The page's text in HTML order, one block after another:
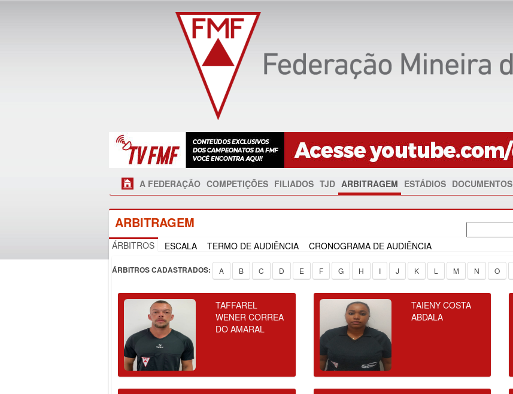
A FEDERAÇÃO COMPETIÇÕES FILIADOS TJD ARBITRAGEM ESTÁDIOS DOCUMENTOS
ARBITRAGEM
ÁRBITROS ESCALA TERMO DE AUDIÊNCIA CRONOGRAMA DE AUDIÊNCIA
ÁRBITROS CADASTRADOS: A B C D E F G H I J K L M N O
TAFFAREL
WENER CORREA
DO AMARAL
TAIENY COSTA
ABDALA